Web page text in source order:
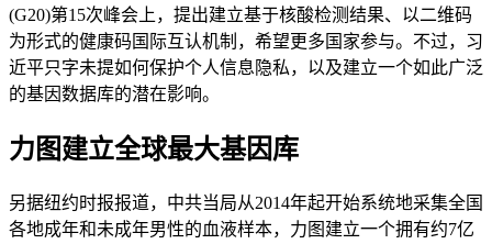
(G20)第15次峰会上，提出建立基于核酸检测结果、以二维码
为形式的健康码国际互认机制，希望更多国家参与。不过，习
近平只字未提如何保护个人信息隐私，以及建立一个如此广泛
的基因数据库的潜在影响。
力图建立全球最大基因库
另据纽约时报报道，中共当局从2014年起开始系统地采集全国
各地成年和未成年男性的血液样本，力图建立一个拥有约7亿